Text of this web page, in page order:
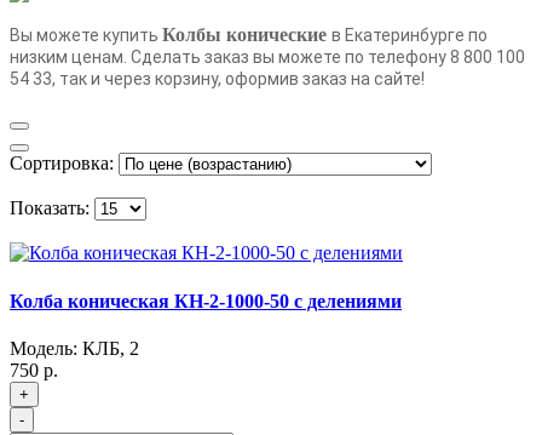
Вы можете купить Колбы конические в Екатеринбурге по
низким ценам. Сделать заказ вы можете по телефону 8 800 100
54 33, так и через корзину, оформив заказ на сайте!
Сортировка:
Показать:
Колба коническая КН-2-1000-50 с делениями
Модель: КЛБ, 2
750 р.
+
-